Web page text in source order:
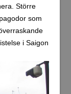
Större
som
i Saigon